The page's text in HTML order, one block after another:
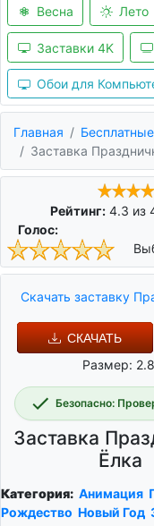
Весна Лето
Заставки 4K
Обои для
Главная
Заставка
Рейтинг: 4.3 из
Голос:
Скачать заставку
СКАЧАТЬ
Размер:
Безопасно:
Заставка
Ёлка
Категория: Анимация
Рождество Новый Год